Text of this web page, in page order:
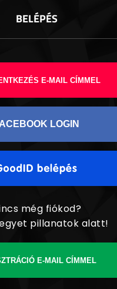
BELÉPÉS
E-MAIL CÍMMEL
LOGIN
még fiókod?
pillanatok alatt!
E-MAIL CÍMMEL